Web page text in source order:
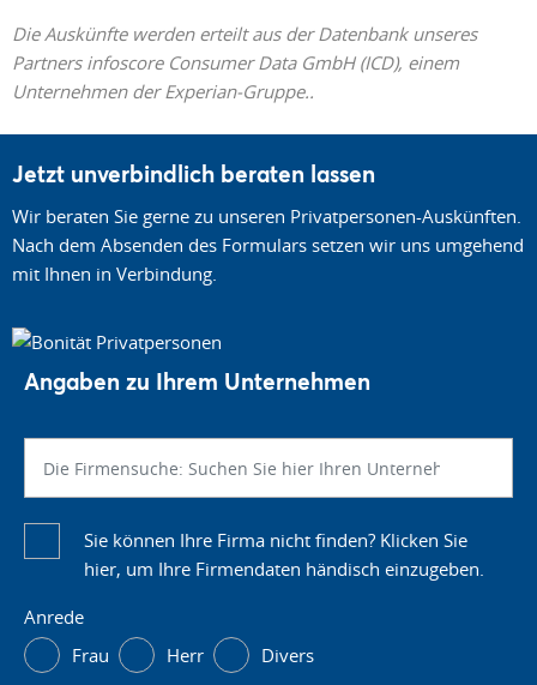
Die Auskünfte werden erteilt aus der Datenbank unseres
Partners infoscore Consumer Data GmbH (ICD), einem
Unternehmen der Experian-Gruppe..
Jetzt unverbindlich beraten lassen
Wir beraten Sie gerne zu unseren Privatpersonen-Auskünften.
Nach dem Absenden des Formulars setzen wir uns umgehend
mit Ihnen in Verbindung.
Angaben zu Ihrem Unternehmen
Sie können Ihre Firma nicht finden? Klicken Sie
hier, um Ihre Firmendaten händisch einzugeben.
Anrede
Frau
Herr Divers